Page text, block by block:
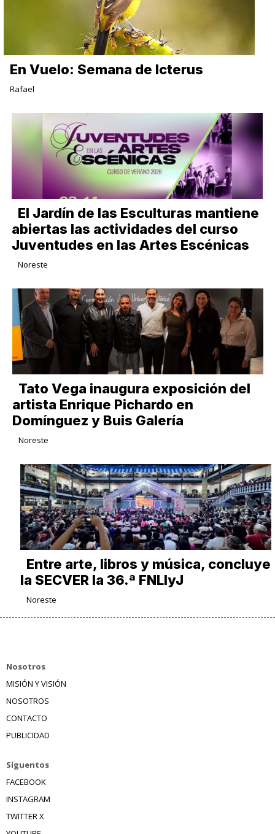
En Vuelo: Semana de Icterus
Rafael
El Jardín de las Esculturas mantiene
abiertas las actividades del curso
Juventudes en las Artes Escénicas
Noreste
Tato Vega inaugura exposición del
artista Enrique Pichardo en
Domínguez y Buis Galería
Noreste
Entre arte, libros y música, concluye
la SECVER la 36.ª FNLIyJ
Noreste
Nosotros
MISIÓN Y VISIÓN
NOSOTROS
CONTACTO
PUBLICIDAD
Síguentos
FACEBOOK
INSTAGRAM
TWITTER X